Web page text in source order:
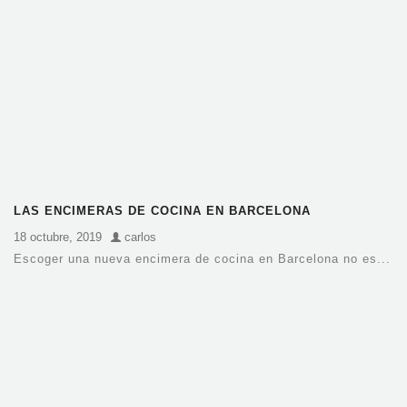
LAS ENCIMERAS DE COCINA EN BARCELONA
18 octubre, 2019
carlos
Escoger una nueva encimera de cocina en Barcelona no es...